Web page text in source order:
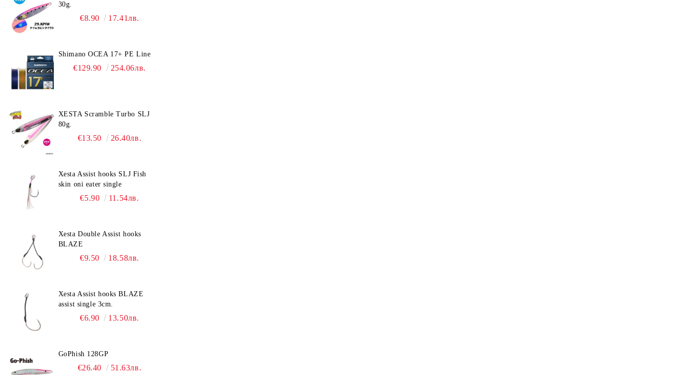
30g.
€8.90 17.41лв.
Shimano OCEA 17+ PE Line
€129.90 254.06лв.
XESTA Scramble Turbo SLJ
80g.
€13.50 26.40лв.
Xesta Assist hooks SLJ Fish
skin oni eater single
€5.90 11.54лв.
Xesta Double Assist hooks
BLAZE
€9.50 18.58лв.
Xesta Assist hooks BLAZE
assist single 3cm.
€6.90 13.50лв.
GoPhish 128GP
€26.40 51.63лв.